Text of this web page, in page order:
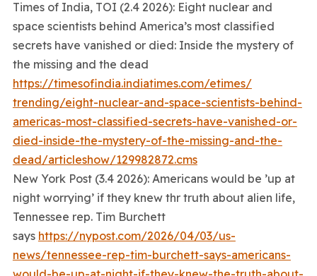
Times of India, TOI (2.4 2026): Eight nuclear and
space scientists behind America’s most classified
secrets have vanished or died: Inside the mystery of
the missing and the dead
https://timesofindia.indiatimes.com/etimes/
trending/eight-nuclear-and-space-scientists-behind-
americas-most-classified-secrets-have-vanished-or-
died-inside-the-mystery-of-the-missing-and-the-
dead/articleshow/129982872.cms
New York Post (3.4 2026): Americans would be ’up at
night worrying’ if they knew thr truth about alien life,
Tennessee rep. Tim Burchett
says https://nypost.com/2026/04/03/us-
news/tennessee-rep-tim-burchett-says-americans-